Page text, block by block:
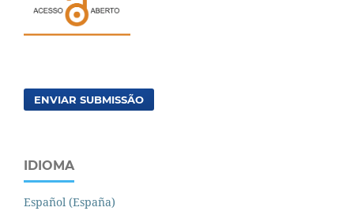
ENVIAR SUBMISSÃO
IDIOMA
Español (España)